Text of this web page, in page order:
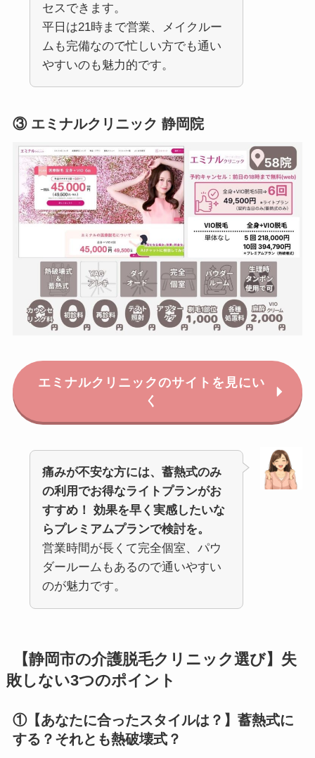
セスできます。
平日は21時まで営業、メイクルー
ムも完備なので忙しい方でも通い
やすいのも魅力的です。
③ エミナルクリニック 静岡院
エミナルクリニックのサイトを見にい
く
痛みが不安な方には、蓄熱式のみ
の利用でお得なライトプランがお
すすめ！ 効果を早く実感したいな
らプレミアムプランで検討を。
営業時間が長くて完全個室、パウ
ダールームもあるので通いやすい
のが魅力です。
【静岡市の介護脱毛クリニック選び】失
敗しない3つのポイント
①【あなたに合ったスタイルは？】蓄熱式に
する？それとも熱破壊式？